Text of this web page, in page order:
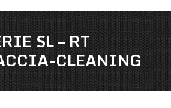
SL – RT
CLEANING